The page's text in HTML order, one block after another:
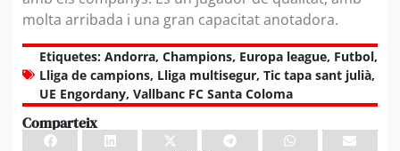
molta arribada i una gran capacitat anotadora.
Etiquetes: Andorra, Champions, Europa league, Futbol,
Lliga de campions, Lliga multisegur, Tic tapa sant julià,
UE Engordany, Vallbanc FC Santa Coloma
Comparteix